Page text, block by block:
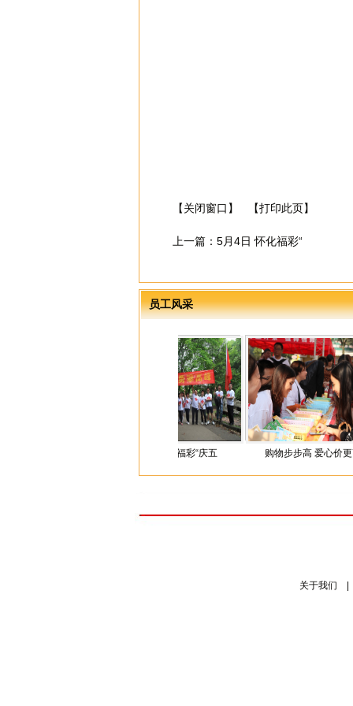
【关闭窗口】 【打印此页】
上一篇： 5月4日 怀化福彩“
员工风采
5月4日 怀化福彩“庆五 购物步步高 爱心价更高
关于我们